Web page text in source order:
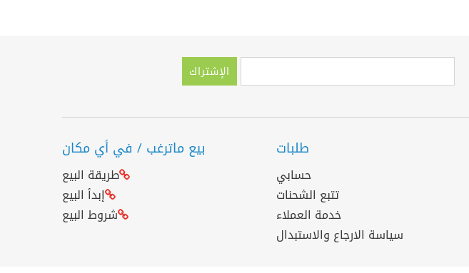
الإشتراك
طلبات
حسابي
تتبع الشحنات
خدمة العملاء
سياسة الارجاع والاستبدال
بيع ماترغب / في أي مكان
طريقة البيع
إبدأ البيع
شروط البيع